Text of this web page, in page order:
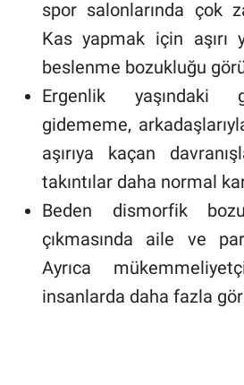
spor salonlarında çok
Kas yapmak için aşırı
beslenme bozukluğu
Ergenlik yaşındaki
gidememe,
aşırıya kaçan
takıntılar daha normal
Beden dismorfik
çıkmasında aile ve
Ayrıca
insanlarda daha fazla